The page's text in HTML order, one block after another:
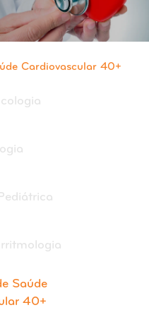
Cardiovascular 40+
Saúde
40+